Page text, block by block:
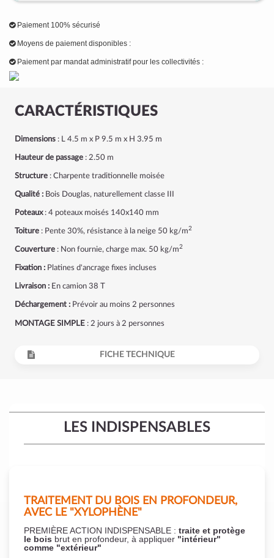
CARACTÉRISTIQUES
Dimensions : L 4.5 m x P 9.5 m x H 3.95 m
Hauteur de passage : 2.50 m
Structure : Charpente traditionnelle moisée
Qualité : Bois Douglas, naturellement classe III
Poteaux: 4 poteaux moisés 140x140 mm
Toiture : Pente 30%, résistance à la neige 50 kg/m2
Couverture : Non fournie, charge max. 50 kg/m2
Fixation : Platines d'ancrage fixes incluses
Livraison : En camion 38 T
Déchargement : Prévoir au moins 2 personnes
MONTAGE SIMPLE : 2 jours à 2 personnes
FICHE TECHNIQUE
Paiement 100% sécurisé
Moyens de paiement disponibles :
Paiement par mandat administratif pour les collectivités :
LES INDISPENSABLES
TRAITEMENT DU BOIS EN PROFONDEUR,
AVEC LE "XYLOPHÈNE"
PREMIÈRE ACTION INDISPENSABLE : traite et protège
le bois brut en profondeur, à appliquer "intérieur"
comme "extérieur"